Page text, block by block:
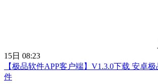
15日 08:23
【极品软件APP客户端】V1.3.0下载 安卓
件